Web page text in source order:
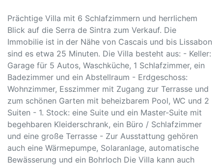
Prächtige Villa mit 6 Schlafzimmern und herrlichem
Blick auf die Serra de Sintra zum Verkauf. Die
Immobilie ist in der Nähe von Cascais und bis Lissabon
sind es etwa 25 Minuten. Die Villa besteht aus: - Keller:
Garage für 5 Autos, Waschküche, 1 Schlafzimmer, ein
Badezimmer und ein Abstellraum - Erdgeschoss:
Wohnzimmer, Esszimmer mit Zugang zur Terrasse und
zum schönen Garten mit beheizbarem Pool, WC und 2
Suiten - 1. Stock: eine Suite und ein Master-Suite mit
begehbaren Kleiderschrank, ein Büro / Schlafzimmer
und eine große Terrasse - Zur Ausstattung gehören
auch eine Wärmepumpe, Solaranlage, automatische
Bewässerung und ein Bohrloch Die Villa kann auch